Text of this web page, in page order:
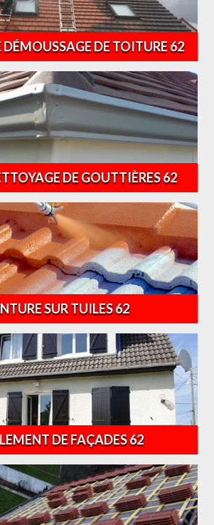
DE TOITURE 62
DE GOUTTIÈRES 62
SUR TUILES 62
DE FAÇADES 62